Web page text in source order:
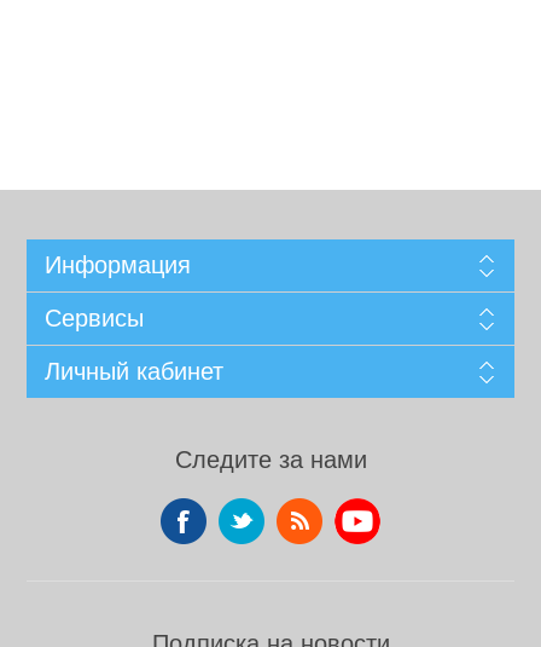
Информация
Сервисы
Личный кабинет
Следите за нами